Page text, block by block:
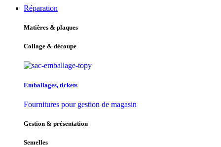
Réparation
Matières & plaques
Collage & découpe
Emballages, tickets
Fournitures pour gestion de magasin
Gestion & présentation
Semelles